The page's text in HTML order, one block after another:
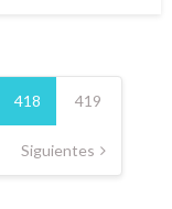
418 419
Siguientes